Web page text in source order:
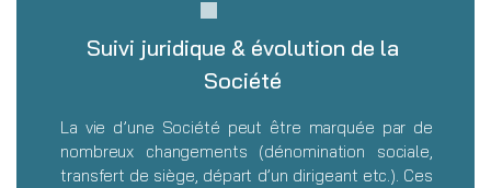
Suivi juridique & évolution de la
Société
La vie d’une Société peut être marquée par de
nombreux changements (dénomination sociale,
transfert de siège, départ d’un dirigeant etc.). Ces